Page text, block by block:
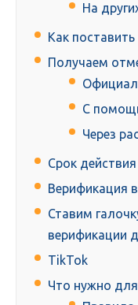
На
Как
Получаем
С
Через
Срок
Верификация
Ставим
верификации
TikTok
Что нужно